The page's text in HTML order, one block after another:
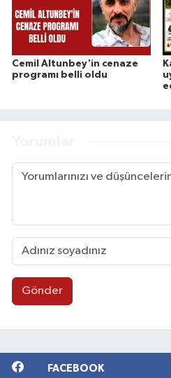
Cemil Altunbey'in cenaze
programı belli oldu
Gönder
FACEBOOK